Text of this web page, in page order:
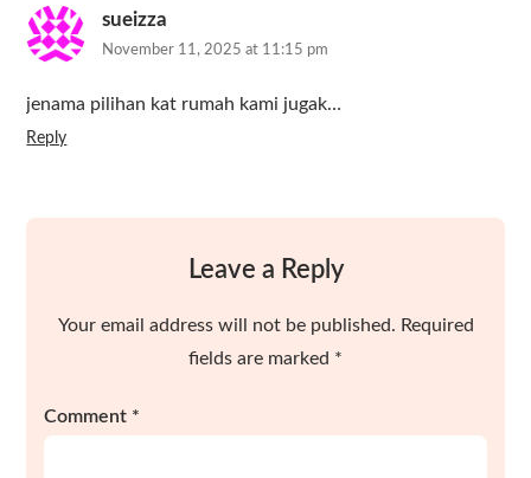
sueizza
November 11, 2025 at 11:15 pm
jenama pilihan kat rumah kami jugak…
Reply
Leave a Reply
Your email address will not be published. Required
fields are marked *
Comment *